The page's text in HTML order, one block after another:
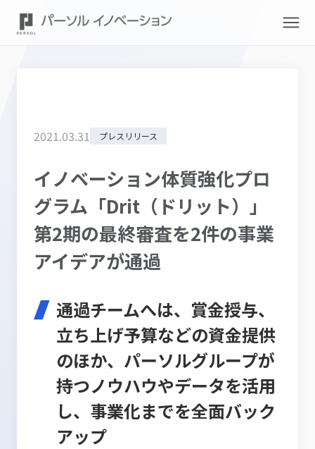
2021.03.31 プレスリリース
イノベーション体質強化プロ
グラム「Drit（ドリット）」
第2期の最終審査を2件の事業
アイデアが通過
通過チームへは、賞金授与、
立ち上げ予算などの資金提供
のほか、パーソルグループが
持つノウハウやデータを活用
し、事業化までを全面バック
アップ